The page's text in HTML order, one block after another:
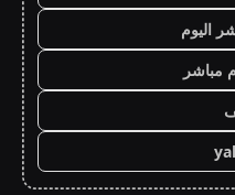
اليوم
مباشر